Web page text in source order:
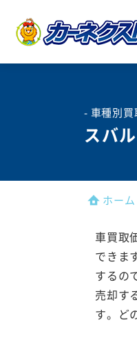
- 車種別
スバ
ホーム
車買取
できま
するの
売却す
す。ど